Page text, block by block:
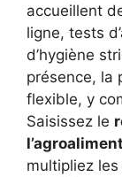
accueillent
ligne, tests
d’hygiène
présence, la
flexible, y
Saisissez le
multipliez